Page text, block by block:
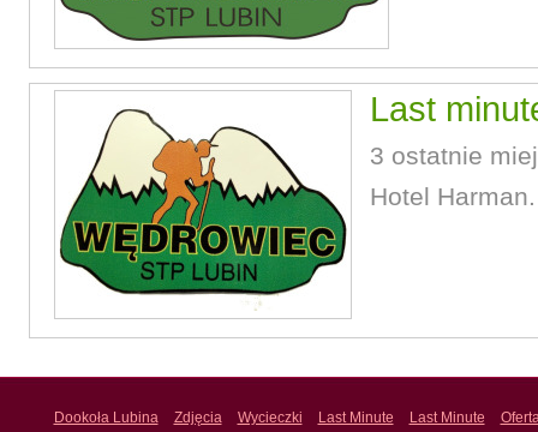
Last
3 ostatnie
Hotel Harman.
Dookoła Lubina Zdjęcia Wycieczki Last Minute Last Minute